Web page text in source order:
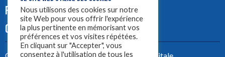
PUB
CONTACT
Nous utilisons des cookies sur notre
site Web pour vous offrir l'expérience
la plus pertinente en mémorisant vos
préférences et vos visites répétées.
En cliquant sur "Accepter", vous
consentez à l'utilisation de tous les